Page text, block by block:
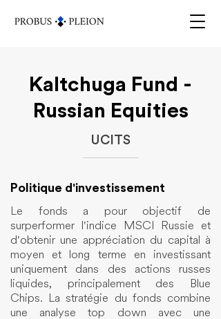
Kaltchuga Fund -
Russian Equities
UCITS
Politique d'investissement
Le fonds a pour objectif de
surperformer l'indice MSCI Russie et
d'obtenir une appréciation du capital à
moyen et long terme en investissant
uniquement dans des actions russes
liquides, principalement des Blue
Chips.
La stratégie du fonds combine
une analyse top down avec une